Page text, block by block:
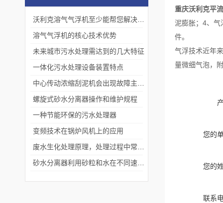
重庆沃利克平
泥膨胀；4、
件。
气浮技术近年
量微细气泡，
您的
您的
联系
溶气气浮机的核心技术优势
未来城市污水处理需达到的几大特征
一体化污水处理设备装置特点
螺旋式砂水分离器操作和维护规程
一种节能环保的污水处理器
变频技术在锅炉风机上的应用